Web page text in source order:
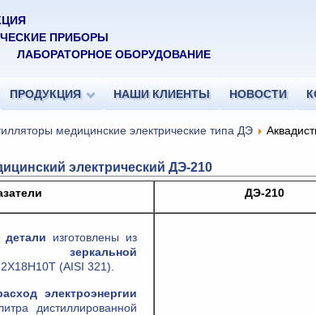
ПРИБОРЫ
ЛАБОРАТОРНОЕ ОБОРУДОВАНИЕ
ПРОДУКЦИЯ НАШИ КЛИЕНТЫ НОВОСТИ
медицинские электрические типа ДЭ
электрический ДЭ-210
ДЭ-210
изготовлены из
зеркальной
(AISI 321).
электроэнергии
дистиллированной